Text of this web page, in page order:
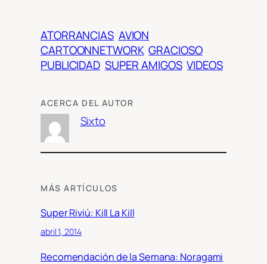
ATORRANCIAS AVION
CARTOONNETWORK GRACIOSO
PUBLICIDAD SUPER AMIGOS VIDEOS
ACERCA DEL AUTOR
Sixto
MÁS ARTÍCULOS
Super Riviú: Kill La Kill
abril 1, 2014
Recomendación de la Semana: Noragami